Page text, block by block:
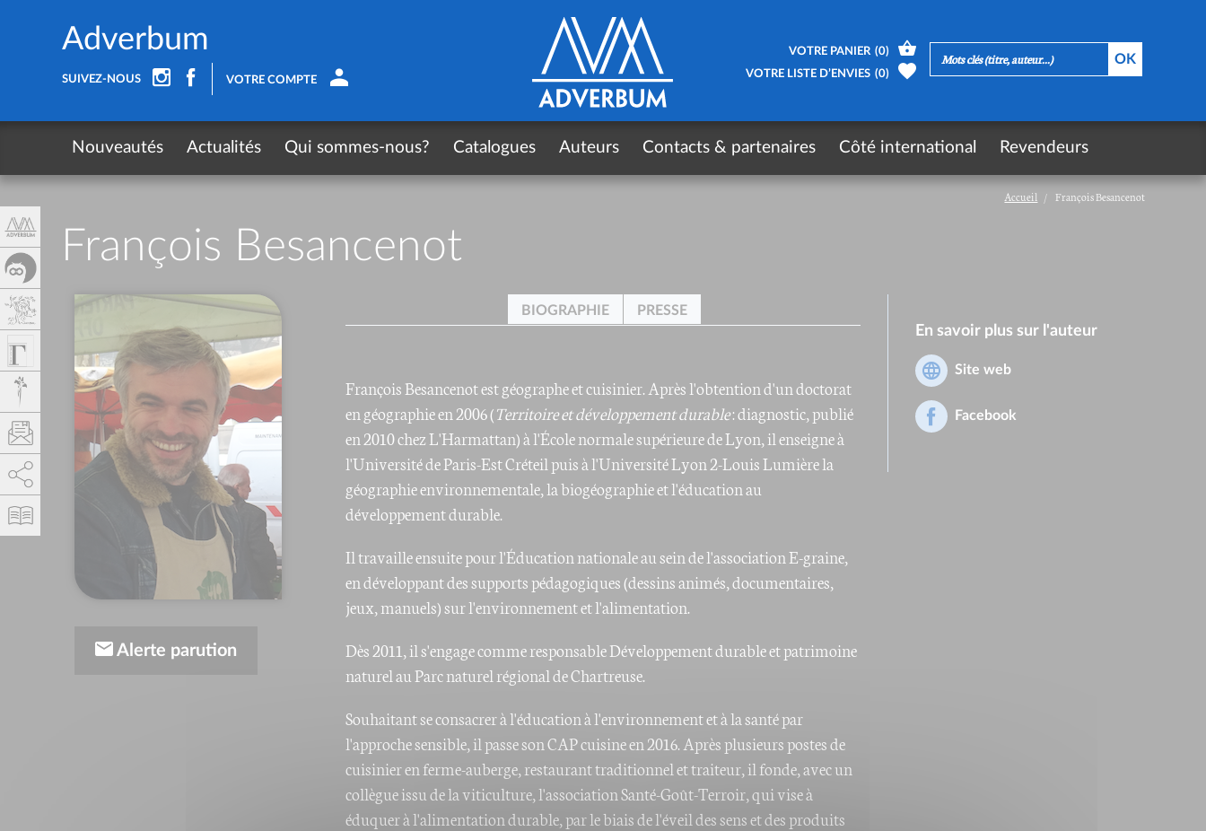
Accueil François Besancenot
François Besancenot
Alerte parution
BIOGRAPHIE PRESSE
François Besancenot est géographe et cuisinier. Après l'obtention d'un doctorat
en géographie en 2006 (Territoire et développement durable: diagnostic, publié
en 2010 chez L'Harmattan) à l'École normale supérieure de Lyon, il enseigne à
l'Université de Paris-Est Créteil puis à l'Université Lyon 2-Louis Lumière la
géographie environnementale, la biogéographie et l'éducation au
développement durable.
Il travaille ensuite pour l'Éducation nationale au sein de l'association E-graine,
en développant des supports pédagogiques (dessins animés, documentaires,
jeux, manuels) sur l'environnement et l'alimentation.
Dès 2011, il s'engage comme responsable Développement durable et patrimoine
naturel au Parc naturel régional de Chartreuse.
Souhaitant se consacrer à l'éducation à l'environnement et à la santé par
l'approche sensible, il passe son CAP cuisine en 2016. Après plusieurs postes de
cuisinier en ferme-auberge, restaurant traditionnel et traiteur, il fonde, avec un
collègue issu de la viticulture, l'association Santé-Goût-Terroir, qui vise à
éduquer à l'alimentation durable, par le biais de l'éveil des sens et des produits
En savoir plus sur l'auteur
Site web
Facebook
Adverbum
SUIVEZ-NOUS VOTRE COMPTE
VOTRE PANIER (0)
VOTRE LISTE D’ENVIES (0)
Nouveautés Actualités Qui sommes-nous? Catalogues Auteurs Contacts & partenaires Côté international Revendeurs
AddThis est désactivé. Autoriser